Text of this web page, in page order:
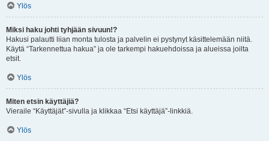
Ylös
Miksi haku johti tyhjään sivuun!?
Hakusi palautti liian monta tulosta ja palvelin ei pystynyt käsittelemään niitä.
Käytä “Tarkennettua hakua” ja ole tarkempi hakuehdoissa ja alueissa joilta
etsit.
Ylös
Miten etsin käyttäjiä?
Vieraile “Käyttäjät”-sivulla ja klikkaa “Etsi käyttäjä”-linkkiä.
Ylös